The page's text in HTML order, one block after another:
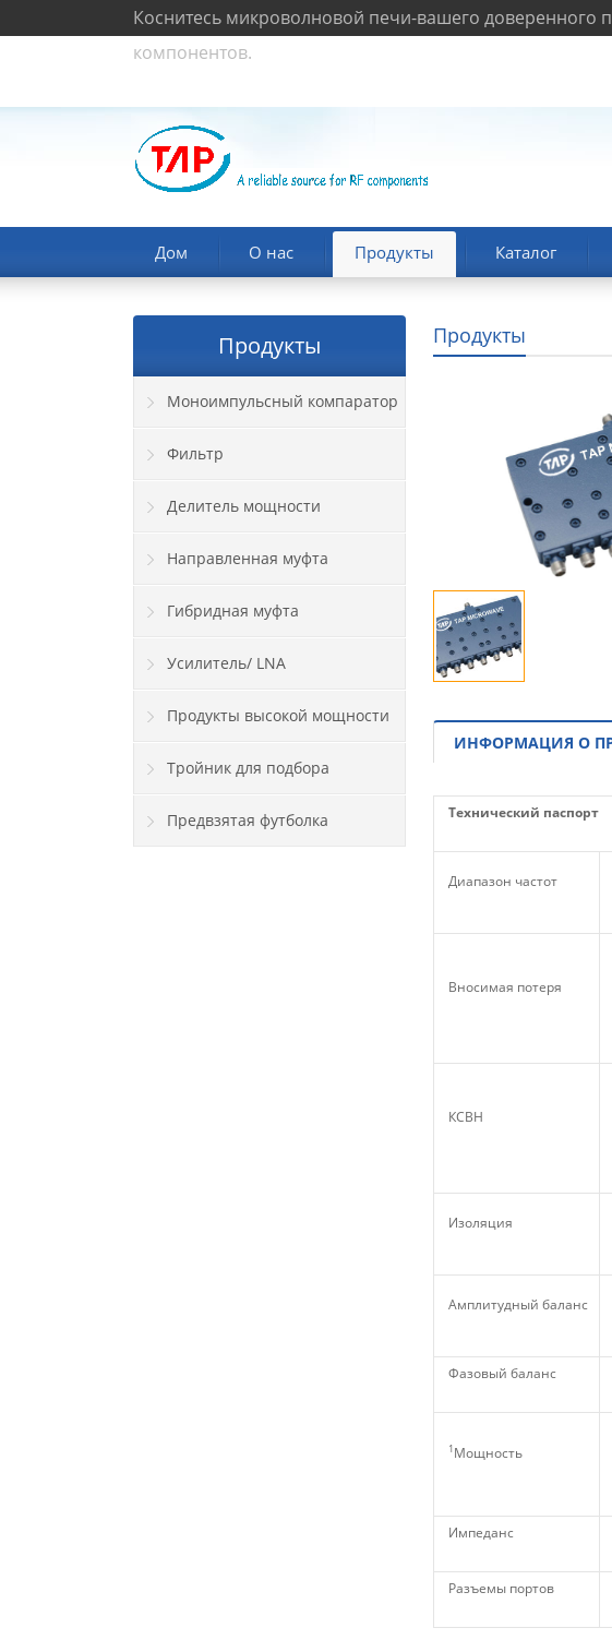
Коснитесь микроволновой печи-вашего доверенного
компонентов.
Дом О нас Продукты Каталог
Продукты
ИНФОРМАЦИЯ О
Технический паспорт
Диапазон частот
Вносимая потеря
КСВН
Изоляция
Амплитудный баланс
Фазовый баланс
1 Мощность
Импеданс
Разъемы портов
Продукты
Моноимпульсный компаратор
Фильтр
Делитель мощности
Направленная муфта
Гибридная муфта
Усилитель/ LNA
Продукты высокой мощности
Тройник для подбора
Предвзятая футболка